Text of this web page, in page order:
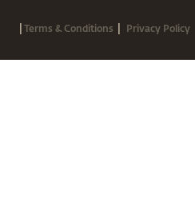
|Terms & Conditions | Privacy Policy